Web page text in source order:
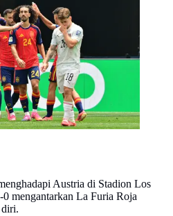
di babak 32 besar Piala
Austria di Stadion Los
mengantarkan La Furia Roja
diri.